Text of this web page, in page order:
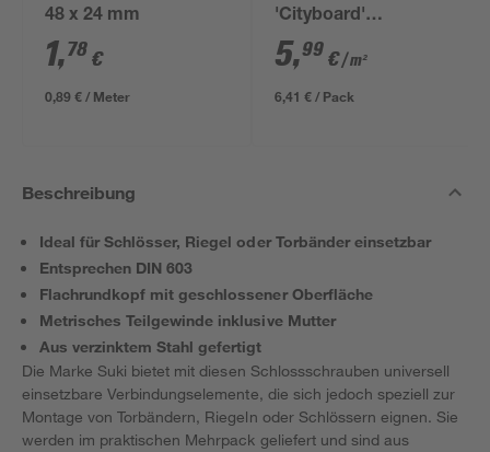
48 x 24 mm
1,78 €
0,89 € / Meter
'Cityboard'
ungeschliffen 1690 x
634 x 12 mm
5,99 €/ m²
6,41 € / Pack
Beschreibung
Ideal für Schlösser, Riegel oder Torbänder einsetzbar
Entsprechen DIN 603
Flachrundkopf mit geschlossener Oberfläche
Metrisches Teilgewinde inklusive Mutter
Aus verzinktem Stahl gefertigt
Die Marke Suki bietet mit diesen Schlossschrauben universell
einsetzbare Verbindungselemente, die sich jedoch speziell zur
Montage von Torbändern, Riegeln oder Schlössern eignen. Sie
werden im praktischen Mehrpack geliefert und sind aus